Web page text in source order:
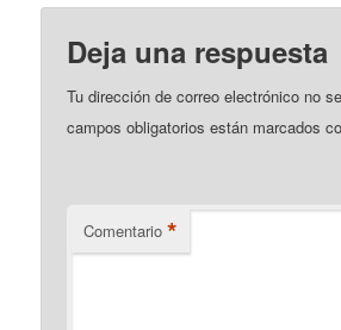
Deja una respuesta
Tu dirección de correo electrónico no
campos obligatorios están marcados
Comentario *